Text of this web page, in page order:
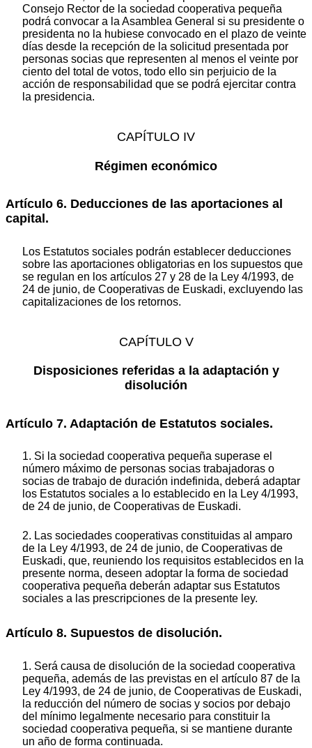
Consejo Rector de la sociedad cooperativa pequeña
podrá convocar a la Asamblea General si su presidente o
presidenta no la hubiese convocado en el plazo de veinte
días desde la recepción de la solicitud presentada por
personas socias que representen al menos el veinte por
ciento del total de votos, todo ello sin perjuicio de la
acción de responsabilidad que se podrá ejercitar contra
la presidencia.
CAPÍTULO IV
Régimen económico
Artículo 6. Deducciones de las aportaciones al
capital.
Los Estatutos sociales podrán establecer deducciones
sobre las aportaciones obligatorias en los supuestos que
se regulan en los artículos 27 y 28 de la Ley 4/1993, de
24 de junio, de Cooperativas de Euskadi, excluyendo las
capitalizaciones de los retornos.
CAPÍTULO V
Disposiciones referidas a la adaptación y
disolución
Artículo 7. Adaptación de Estatutos sociales.
1. Si la sociedad cooperativa pequeña superase el
número máximo de personas socias trabajadoras o
socias de trabajo de duración indefinida, deberá adaptar
los Estatutos sociales a lo establecido en la Ley 4/1993,
de 24 de junio, de Cooperativas de Euskadi.
2. Las sociedades cooperativas constituidas al amparo
de la Ley 4/1993, de 24 de junio, de Cooperativas de
Euskadi, que, reuniendo los requisitos establecidos en la
presente norma, deseen adoptar la forma de sociedad
cooperativa pequeña deberán adaptar sus Estatutos
sociales a las prescripciones de la presente ley.
Artículo 8. Supuestos de disolución.
1. Será causa de disolución de la sociedad cooperativa
pequeña, además de las previstas en el artículo 87 de la
Ley 4/1993, de 24 de junio, de Cooperativas de Euskadi,
la reducción del número de socias y socios por debajo
del mínimo legalmente necesario para constituir la
sociedad cooperativa pequeña, si se mantiene durante
un año de forma continuada.